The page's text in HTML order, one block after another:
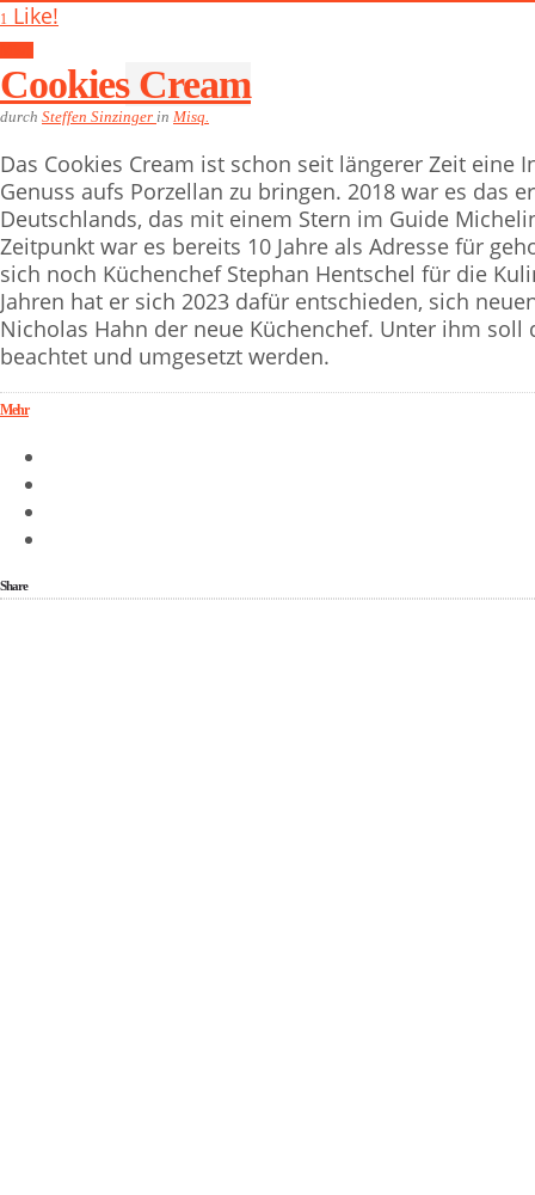
1 Like!
Cookies Cream
durch Steffen Sinzinger in Misq.
Das Cookies Cream ist schon seit längerer Zeit eine
Genuss aufs Porzellan zu bringen. 2018 war es das
Deutschlands, das mit einem Stern im Guide
Zeitpunkt war es bereits 10 Jahre als Adresse für
sich noch Küchenchef Stephan Hentschel für die
Jahren hat er sich 2023 dafür entschieden, sich
Nicholas Hahn der neue Küchenchef. Unter ihm
beachtet und umgesetzt werden.
Mehr
Share